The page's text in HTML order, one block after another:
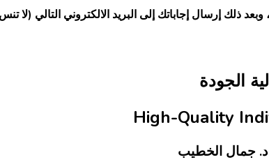
ذلك إرسال إجاباتك إلى البريد الالكتروني التالي (لا تنس
الجودة
High-Quality
د. جمال الخطيب